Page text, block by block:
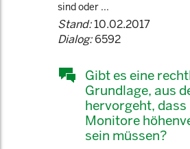
sind oder ...
Stand:10.02.2017
Dialog:6592
Gibt es eine
Grundlage, aus
hervorgeht, dass
Monitore
sein müssen?